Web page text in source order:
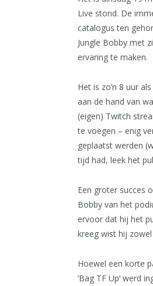
Live stond. De
catalogus ten
Jungle Bobby met
ervaring te maken.
Het is zo’n 8 uur
aan de hand van
(eigen) Twitch
te voegen – enig
geplaatst werden
tijd had, leek het
Een groter succes
Bobby van het
ervoor dat hij het
kreeg wist hij
Hoewel een korte
‘Bag TF Up’ werd